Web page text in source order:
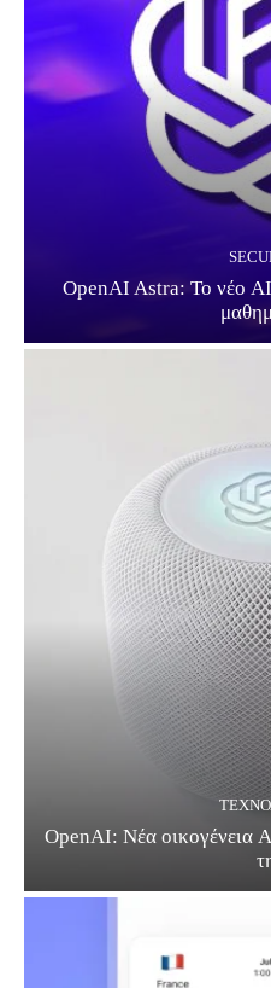
OpenAI Astra: Το νέο AI
OpenAI: Νέα οικογένεια